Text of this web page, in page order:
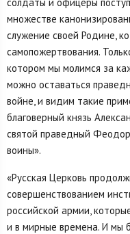
множестве
служение своей Родине,
самопожертвования.
котором мы молимся за
можно оставаться
войне, и видим такие
благоверный князь
святой праведный
воины».
«Русская Церковь
совершенствованием
российской армии,
и в мирные времена. И мы